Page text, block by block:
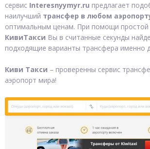
сервис Interesnyymyr.ru предлагает
наилучший трансфер в любом
оптимальным ценам. При помощи
КивиТакси Вы в считанные секунды
подходящие варианты трансфера именно
Киви Такси – проверенны сервис
аэропорт мира!